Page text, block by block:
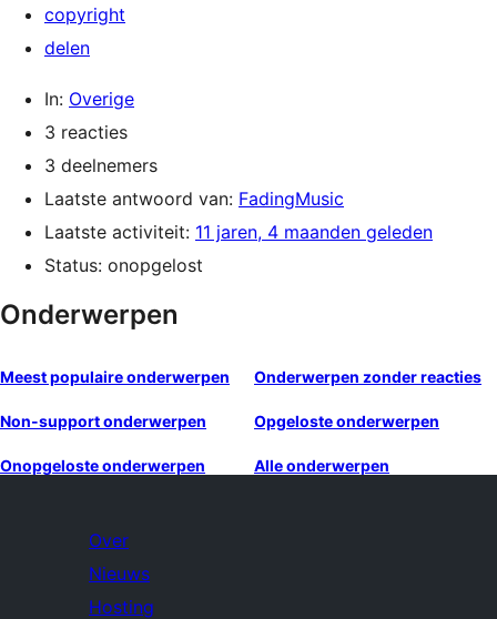
copyright
delen
In: Overige
3 reacties
3 deelnemers
Laatste antwoord van: FadingMusic
Laatste activiteit: 11 jaren, 4 maanden geleden
Status: onopgelost
Onderwerpen
Meest populaire onderwerpen Onderwerpen zonder reacties
Non-support onderwerpen Opgeloste onderwerpen
Onopgeloste onderwerpen Alle onderwerpen
Over
Nieuws
Hosting